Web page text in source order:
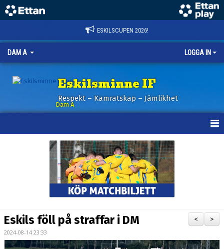
ESKILSCUPEN 2026!
DAM A LOGGA IN
Eskilsminne IF
Respekt – Kamratskap – Jämlikhet
Dam A
BILDGALLERI
>
<
Eskils föll på straffar i DM
2024-08-14 23:33